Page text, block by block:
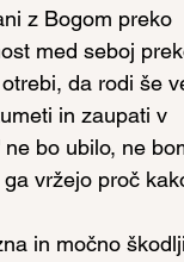
z Bogom preko
med seboj
da rodi še
in zaupati v
bo ubilo, ne
vržejo proč
in močno